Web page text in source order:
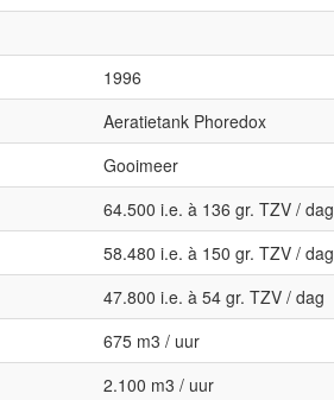
1996
Aeratietank Phoredox
Gooimeer
64.500 i.e. à 136 gr. TZV / dag
58.480 i.e. à 150 gr. TZV / dag
47.800 i.e. à 54 gr. TZV / dag
675 m3 / uur
2.100 m3 / uur